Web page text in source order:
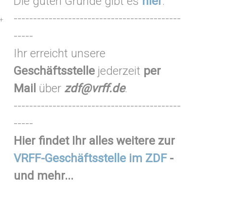
-------------------------------------------
-----
Ihr erreicht unsere
Geschäftsstelle jederzeit per
Mail über zdf@vrff.de.
-------------------------------------------
-----
Hier findet Ihr alles weitere zur
VRFF-Geschäftsstelle im ZDF-
und mehr...